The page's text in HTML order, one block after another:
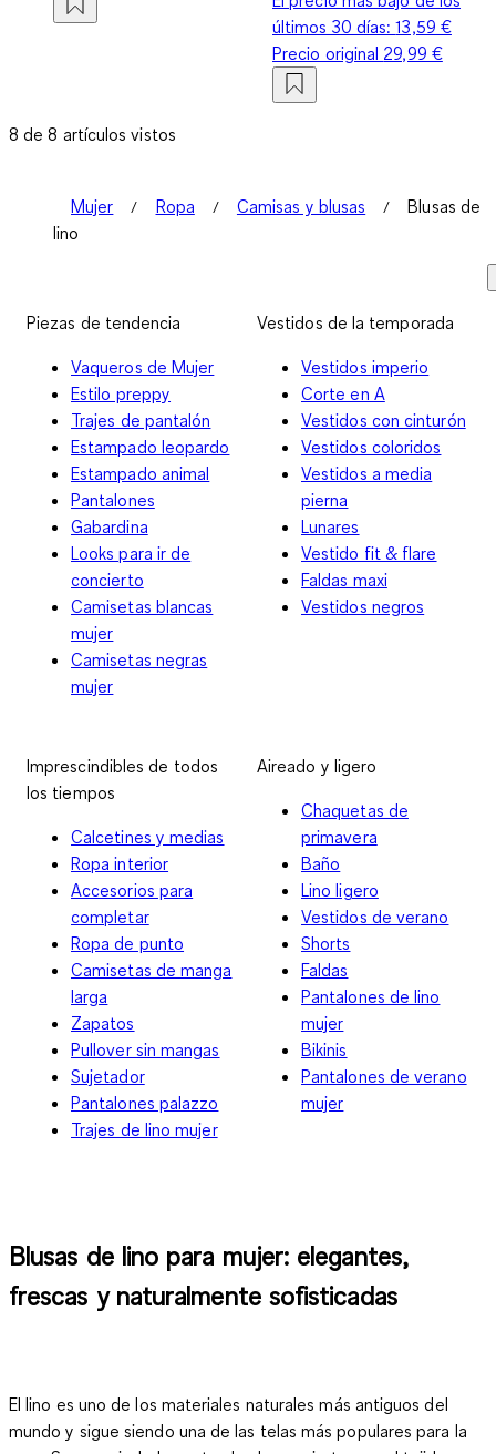
últimos 30 días:13,59 €
Precio original 29,99 €
8 de 8 artículos vistos
Mujer Ropa Camisas y blusas
Blusas de
lino
Piezas de tendencia
Vaqueros de Mujer
Estilo preppy
Trajes de pantalón
Estampado leopardo
Estampado animal
Pantalones
Gabardina
Looks para ir de
concierto
Camisetas blancas
mujer
Camisetas negras
mujer
Vestidos de la temporada
Vestidos imperio
Corte en A
Vestidos con cinturón
Vestidos coloridos
Vestidos a media
pierna
Lunares
Vestido fit & flare
Faldas maxi
Vestidos negros
Imprescindibles de todos
los tiempos
Calcetines y medias
Ropa interior
Accesorios para
completar
Ropa de punto
Camisetas de manga
larga
Zapatos
Pullover sin mangas
Sujetador
Pantalones palazzo
Trajes de lino mujer
Aireado y ligero
Chaquetas de
primavera
Baño
Lino ligero
Vestidos de verano
Shorts
Faldas
Pantalones de lino
mujer
Bikinis
Pantalones de verano
mujer
Blusas de lino para mujer: elegantes,
frescas y naturalmente sofisticadas
El lino es uno de los materiales naturales más antiguos del
mundo y sigue siendo una de las telas más populares para la